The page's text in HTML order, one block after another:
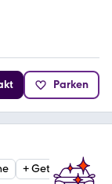
Parken
+Getriebe: